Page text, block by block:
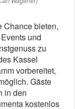
Chance bieten,
und
zu
Kassel
vorbereitet,
Gäste
in den
kostenlos